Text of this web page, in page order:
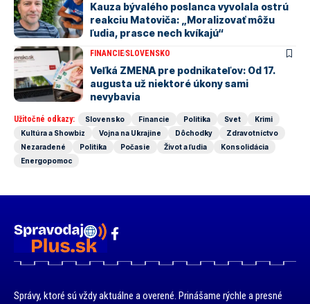
Kauza bývalého poslanca vyvolala ostrú
reakciu Matoviča: „Moralizovať môžu
ľudia, prasce nech kvíkajú“
FINANCIESLOVENSKO
Veľká ZMENA pre podnikateľov: Od 17.
augusta už niektoré úkony sami
nevybavia
Užitočné odkazy: Slovensko Financie Politika Svet
Krimi
Kultúra a Showbiz
Vojna na Ukrajine Dôchodky
Zdravotníctvo
Nezaradené
Politika Počasie Život a ľudia
Konsolidácia
Energopomoc
Správy, ktoré sú vždy aktuálne a overené. Prinášame rýchle a presné